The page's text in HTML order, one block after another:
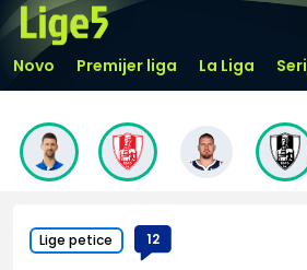
Novo Premijer liga La Liga
Lige petice 12